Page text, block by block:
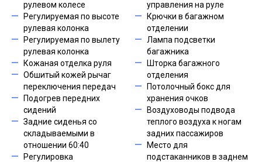
рулевом колесе
Регулируемая по высоте
рулевая колонка
Регулируемая по вылету
рулевая колонка
Кожаная отделка руля
Обшитый кожей рычаг
переключения передач
Подогрев передних
сидений
Задние сиденья со
складываемыми в
отношении 60:40
Регулировка
управления на руле
Крючки в багажном
отделении
Лампа подсветки
багажника
Шторка багажного
отделения
Потолочный бокс для
хранения очков
Воздуховоды подвода
теплого воздуха к ногам
задних пассажиров
Место для
подстаканников в заднем